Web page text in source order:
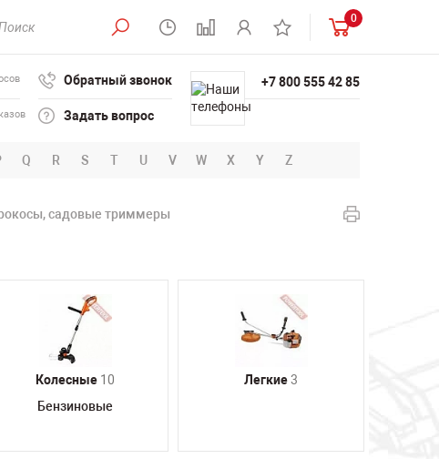
0
Обратный звонок
Задать вопрос
+7 800 555 42 85
Q R S T U V W X Y Z
садовые триммеры
Колесные 10
Бензиновые
Легкие3